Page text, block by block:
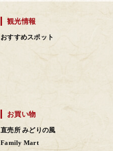
観光情報
おすすめスポット
お買い物
直売所 みどりの風
Family Mart